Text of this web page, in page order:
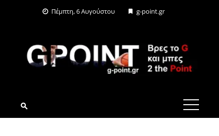
Πέμπτη, 6 Αυγούστου g-point.gr
G-POINT.GR